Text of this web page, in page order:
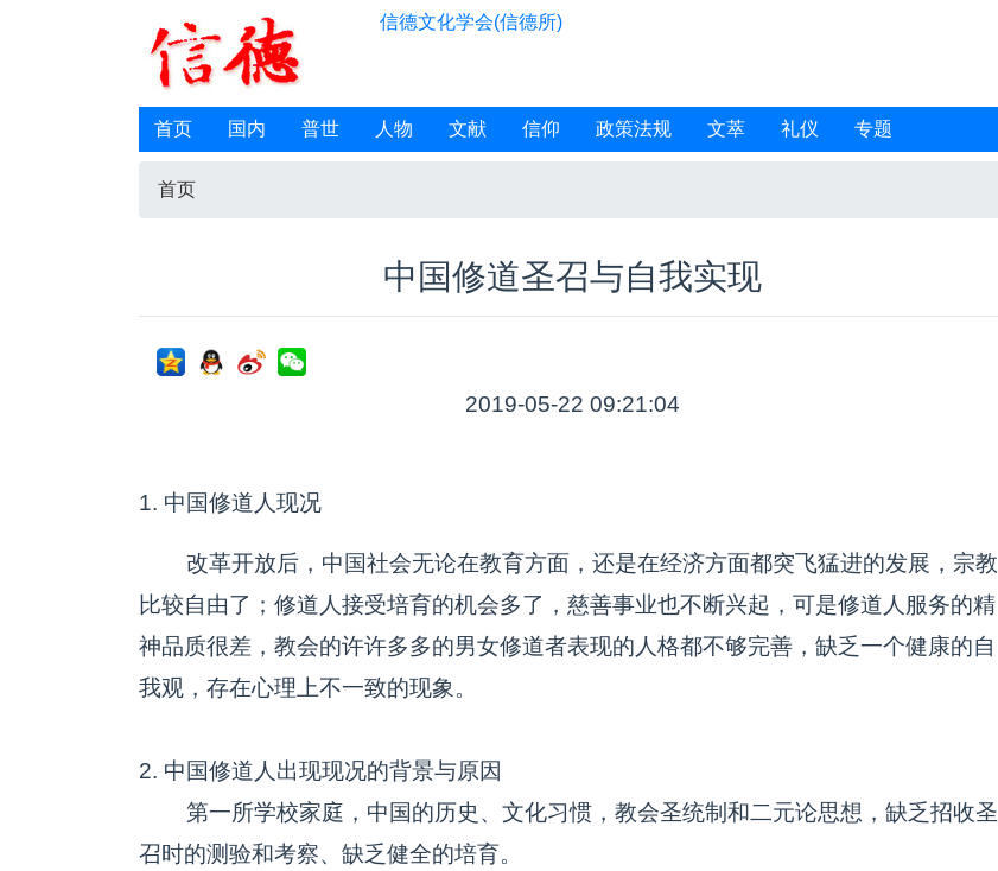
信德文化学会(信德所)
首页 国内 普世 人物 文献 信仰 政策法规 文萃 礼仪 专题
首页
中国修道圣召与自我实现
2019-05-22 09:21:04
1. 中国修道人现况
改革开放后，中国社会无论在教育方面，还是在经济方面都突飞猛进的发展，宗教
比较自由了；修道人接受培育的机会多了，慈善事业也不断兴起，可是修道人服务的精
神品质很差，教会的许许多多的男女修道者表现的人格都不够完善，缺乏一个健康的自
我观，存在心理上不一致的现象。
2. 中国修道人出现现况的背景与原因
第一所学校家庭，中国的历史、文化习惯，教会圣统制和二元论思想，缺乏招收圣
召时的测验和考察、缺乏健全的培育。